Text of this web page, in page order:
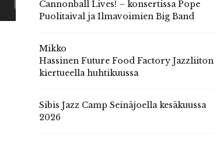
Cannonball Lives! – konsertissa Pope
Puolitaival ja Ilmavoimien Big Band
Mikko
Hassinen Future Food Factory Jazzliiton
kiertueella huhtikuussa
Sibis Jazz Camp Seinäjoella kesäkuussa
2026